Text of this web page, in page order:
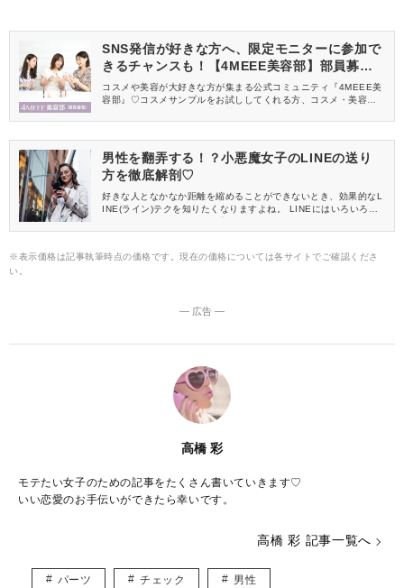
SNS発信が好きな方へ、限定モニターに参加で
きるチャンスも！【4MEEE美容部】部員募集
中
コスメや美容が大好きな方が集まる公式コミュニティ『4MEEE美
容部』♡コスメサンプルをお試ししてくれる方、コスメ・美容情報
男性を翻弄する！？小悪魔女子のLINEの送り
方を徹底解剖♡
好きな人となかなか距離を縮めることができないとき、効果的なL
INE(ライン)テクを知りたくなりますよね。 LINEにはいろいろな
気付かせるなら小悪魔女子のLINEテクがおすすめです。 そこで今
※表示価格は記事執筆時点の価格です。現在の価格については各サイトでご確認くださ
い。
― 広告 ―
高橋 彩
モテたい女子のための記事をたくさん書いていきます♡
いい恋愛のお手伝いができたら幸いです。
高橋 彩 記事一覧へ
パーツ チェック 男性